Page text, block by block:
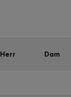
Herr Dam